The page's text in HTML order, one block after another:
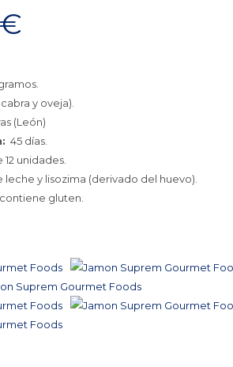
€
y oveja).
(León)
45 días.
12 unidades.
leche y lisozima (derivado del huevo).
gluten.